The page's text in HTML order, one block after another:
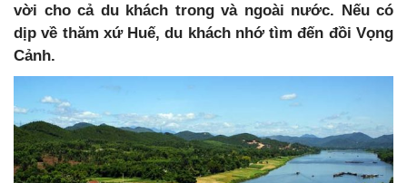
vời cho cả du khách trong và ngoài nước. Nếu có
dịp về thăm xứ Huế, du khách nhớ tìm đến đồi Vọng
Cảnh.